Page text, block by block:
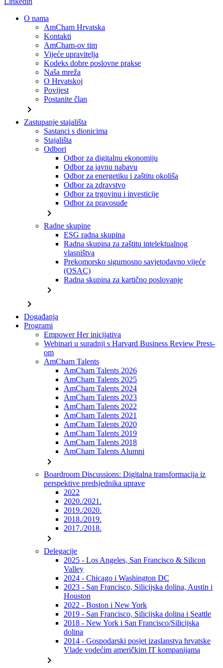
O nama
AmCham Hrvatska
Kontakti
AmCham-ov tim
Vijeće upravitelja
Kodeks dobre poslovne prakse
Naša mreža
O Hrvatskoj
Povijest
Postanite član
chevron_right
Zastupanje stajališta
Sastanci s dionicima
Stajališta
Odbori
Odbor za digitalnu ekonomiju
Odbor za javnu nabavu
Odbor za energetiku i zaštitu okoliša
Odbor za zdravstvo
Odbor za trgovinu i investicije
Odbor za pravosuđe
chevron_right
Radne skupine
ESG radna skupina
Radna skupina za zaštitu intelektualnog
vlasništva
Prekomorsko sigurnosno savjetodavno vijeće
(OSAC)
Radna skupina za kartično poslovanje
chevron_right
chevron_right
Događanja
Programi
Empower Her inicijativa
Webinari u suradnji s Harvard Business Review Press-
om
AmCham Talents
AmCham Talents 2026
AmCham Talents 2025
AmCham Talents 2024
AmCham Talents 2023
AmCham Talents 2022
AmCham Talents 2021
AmCham Talents 2020
AmCham Talents 2019
AmCham Talents 2018
AmCham Talents Alumni
chevron_right
Boardroom Discussions: Digitalna transformacija iz
perspektive predsjednika uprave
2022
2020./2021.
2019./2020.
2018./2019.
2017./2018.
chevron_right
Delegacije
2025 - Los Angeles, San Francisco & Silicon
Valley
2024 - Chicago i Washington DC
2023 - San Francisco, Silicijska dolina, Austin i
Houston
2022 - Boston i New York
2019 - San Francisco, Silicijska dolina i Seattle
2018 - New York i San Francisco/Silicijska
dolina
2014 - Gospodarski posjet izaslanstva hrvatske
Vlade vodećim američkim IT kompanijama
chevron_right